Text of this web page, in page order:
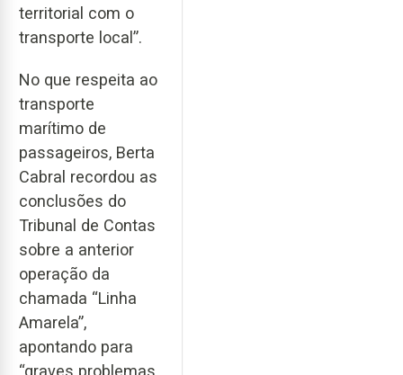
territorial com o
transporte local”.
No que respeita ao
transporte
marítimo de
passageiros, Berta
Cabral recordou as
conclusões do
Tribunal de Contas
sobre a anterior
operação da
chamada “Linha
Amarela”,
apontando para
“graves problemas